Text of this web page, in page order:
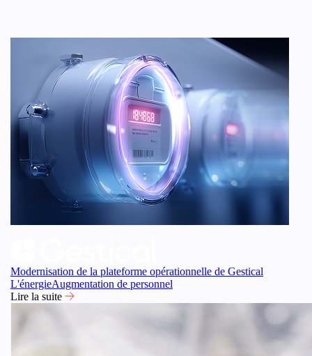
Modernisation de la plateforme opérationnelle de Gestical
L'énergieAugmentation de personnel
Lire la suite